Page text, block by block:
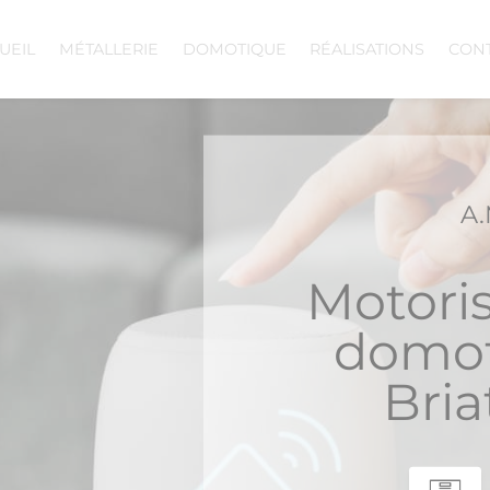
MÉTALLERIE DOMOTIQUE RÉALISATIONS